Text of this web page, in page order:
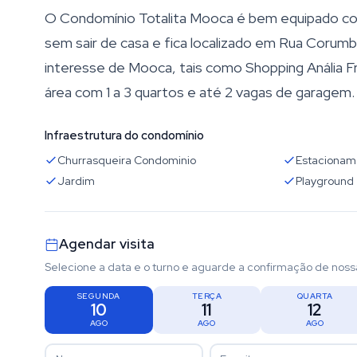
O Condomínio Totalita Mooca é bem equipado
sem sair de casa e fica localizado em Rua
interesse de Mooca, tais como Shopping Anália
área com 1 a 3 quartos e até 2 vagas de garagem.
Infraestrutura do condomínio
Churrasqueira Condominio
Jardim
Playground
Agendar visita
Selecione a data e o turno e aguarde a confirmação de
SEGUNDA
10
AGO
TERÇA
11
AGO
QUARTA
12
AGO